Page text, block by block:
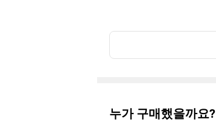
누가 구매했을까요?